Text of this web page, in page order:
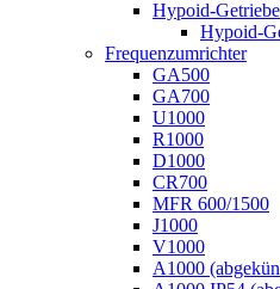
Hypoid-Getriebe
Hypoid-
Frequenzumrichter
GA500
GA700
U1000
R1000
D1000
CR700
MFR 600/1500
J1000
V1000
A1000